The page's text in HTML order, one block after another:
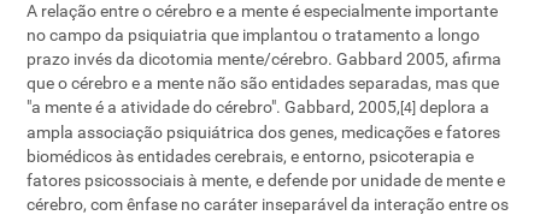
A relação entre o cérebro e a mente é especialmente importante
no campo da psiquiatria que implantou o tratamento a longo
prazo invés da dicotomia mente/cérebro. Gabbard 2005, afirma
que o cérebro e a mente não são entidades separadas, mas que
"a mente é a atividade do cérebro". Gabbard, 2005,[4] deplora a
ampla associação psiquiátrica dos genes, medicações e fatores
biomédicos às entidades cerebrais, e entorno, psicoterapia e
fatores psicossociais à mente, e defende por unidade de mente e
cérebro, com ênfase no caráter inseparável da interação entre os